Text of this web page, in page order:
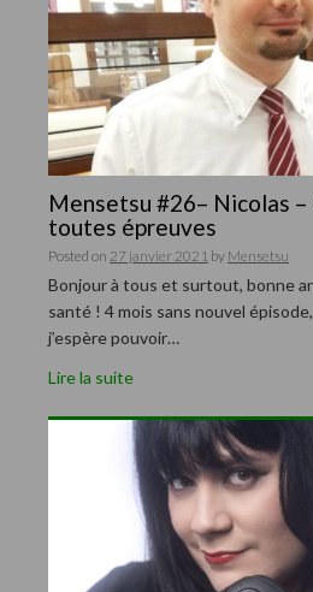
Mensetsu #26– Nicolas –
toutes épreuves
Posted on 27 janvier 2021 by Mensetsu
Bonjour à tous et surtout, bonne
santé ! 4 mois sans nouvel
j’espère pouvoir…
Lire la suite